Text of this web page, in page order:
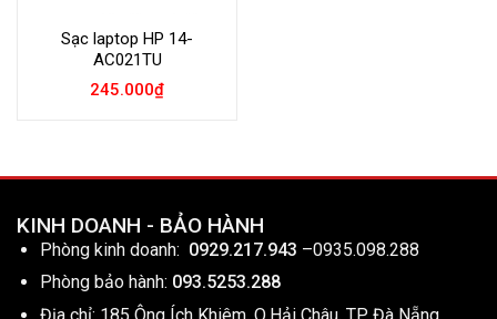
Sạc laptop HP 14-
AC021TU
245.000₫
KINH DOANH - BẢO HÀNH
Phòng kinh doanh: 0929.217.943 –0935.098.288
Phòng bảo hành: 093.5253.288